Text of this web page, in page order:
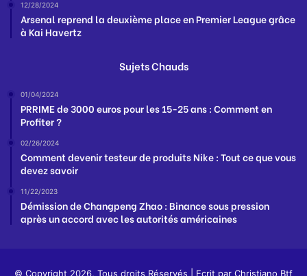
12/28/2024
Arsenal reprend la deuxième place en Premier League grâce
à Kai Havertz
Sujets Chauds
01/04/2024
PRRIME de 3000 euros pour les 15-25 ans : Comment en
Profiter ?
02/26/2024
Comment devenir testeur de produits Nike : Tout ce que vous
devez savoir
11/22/2023
Démission de Changpeng Zhao : Binance sous pression
après un accord avec les autorités américaines
© Copyright 2026, Tous droits Réservés | Ecrit par Christiano Btf